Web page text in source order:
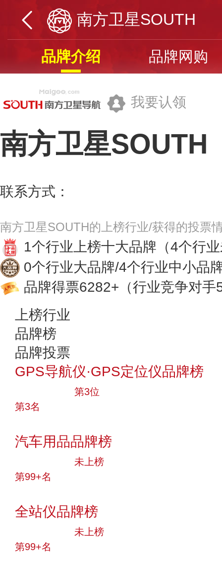
南方卫星SOUTH
品牌介绍 品牌网购
我要认领
南方卫星SOUTH
联系方式：
南方卫星SOUTH的上榜行业/获得的投票
1个行业上榜十大品牌 （4个行
0个行业大品牌/4个行业中小品
品牌得票6282+ （行业竞争对
上榜行业
品牌榜
品牌投票
GPS导航仪·GPS定位仪品牌榜
第3位
第3名
汽车用品品牌榜
未上榜
第99+名
全站仪品牌榜
未上榜
第99+名